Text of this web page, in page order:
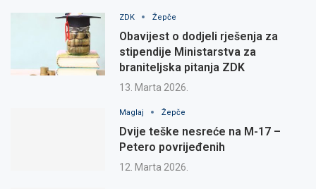
ZDK Žepče
Obavijest o dodjeli rješenja za
stipendije Ministarstva za
braniteljska pitanja ZDK
13. Marta 2026.
Maglaj Žepče
Dvije teške nesreće na M-17 –
Petero povrijeđenih
12. Marta 2026.